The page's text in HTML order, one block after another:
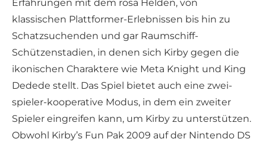
Erfahrungen mit dem rosa Helden, von
klassischen Plattformer-Erlebnissen bis hin zu
Schatzsuchenden und gar Raumschiff-
Schützenstadien, in denen sich Kirby gegen die
ikonischen Charaktere wie Meta Knight und King
Dedede stellt. Das Spiel bietet auch eine zwei-
spieler-kooperative Modus, in dem ein zweiter
Spieler eingreifen kann, um Kirby zu unterstützen.
Obwohl Kirby’s Fun Pak 2009 auf der Nintendo DS